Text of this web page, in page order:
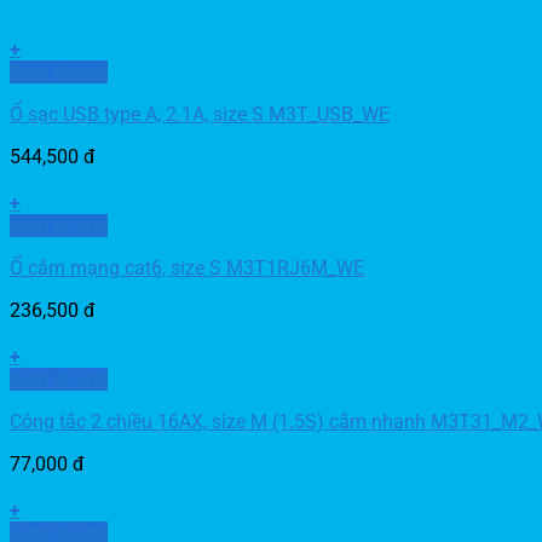
+
Ổ sạc USB type A, 2.1A, size S M3T_USB_WE
544,500 đ
+
Ổ cắm mạng cat6, size S M3T1RJ6M_WE
236,500 đ
+
Công tắc 2 chiều 16AX, size M (1.5S) cắm nhanh
77,000 đ
+